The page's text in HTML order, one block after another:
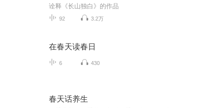
诠释《长山独白》的作品
92 3.2万
在春天读春日
6 430
春天话养生